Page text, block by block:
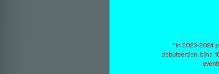
*In 2023-2024
debuteerden, bijna